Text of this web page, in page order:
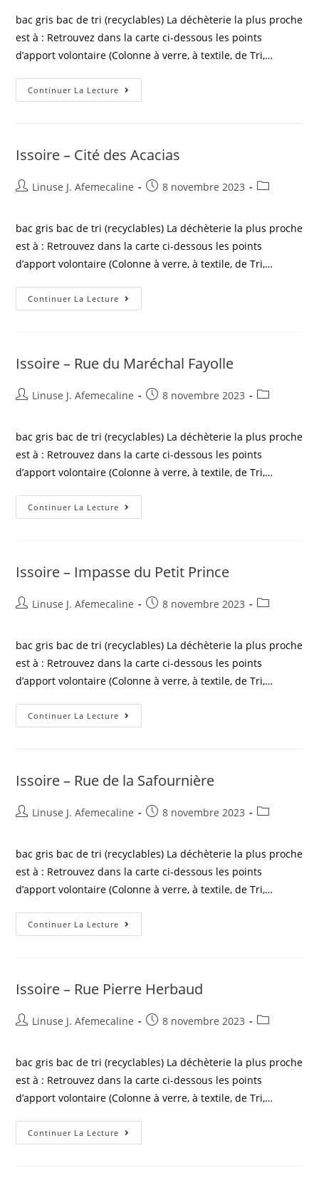
bac gris bac de tri (recyclables) La déchèterie la plus proche
est à : Retrouvez dans la carte ci-dessous les points
d’apport volontaire (Colonne à verre, à textile, de Tri,…
Continuer La Lecture
Issoire – Cité des Acacias
Linuse J. Afemecaline 8 novembre 2023
bac gris bac de tri (recyclables) La déchèterie la plus proche
est à : Retrouvez dans la carte ci-dessous les points
d’apport volontaire (Colonne à verre, à textile, de Tri,…
Continuer La Lecture
Issoire – Rue du Maréchal Fayolle
Linuse J. Afemecaline 8 novembre 2023
bac gris bac de tri (recyclables) La déchèterie la plus proche
est à : Retrouvez dans la carte ci-dessous les points
d’apport volontaire (Colonne à verre, à textile, de Tri,…
Continuer La Lecture
Issoire – Impasse du Petit Prince
Linuse J. Afemecaline 8 novembre 2023
bac gris bac de tri (recyclables) La déchèterie la plus proche
est à : Retrouvez dans la carte ci-dessous les points
d’apport volontaire (Colonne à verre, à textile, de Tri,…
Continuer La Lecture
Issoire – Rue de la Safournière
Linuse J. Afemecaline 8 novembre 2023
bac gris bac de tri (recyclables) La déchèterie la plus proche
est à : Retrouvez dans la carte ci-dessous les points
d’apport volontaire (Colonne à verre, à textile, de Tri,…
Continuer La Lecture
Issoire – Rue Pierre Herbaud
Linuse J. Afemecaline 8 novembre 2023
bac gris bac de tri (recyclables) La déchèterie la plus proche
est à : Retrouvez dans la carte ci-dessous les points
d’apport volontaire (Colonne à verre, à textile, de Tri,…
Continuer La Lecture